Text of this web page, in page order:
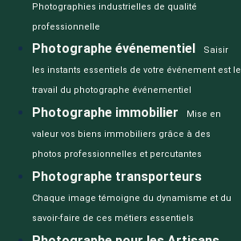
Photographies industrielles de qualité
professionnelle
Photographe événementiel
Saisir
les instants essentiels de votre événement est le
travail du photographe événementiel
Photographe immobilier
Mise en
valeur vos biens immobiliers grâce à des
photos professionnelles et percutantes
Photographe transporteurs
Chaque image témoigne du dynamisme et du
savoir-faire de ces métiers essentiels